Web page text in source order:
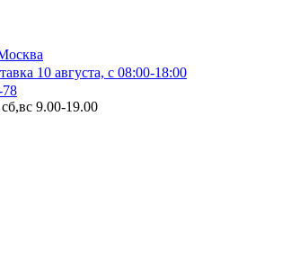
10 августа, с 08:00-18:00
78
9.00-19.00